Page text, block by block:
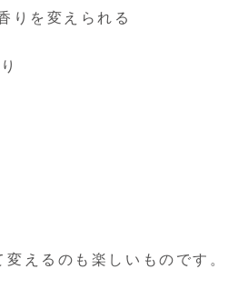
りを変えられる
えるのも楽しいものです。